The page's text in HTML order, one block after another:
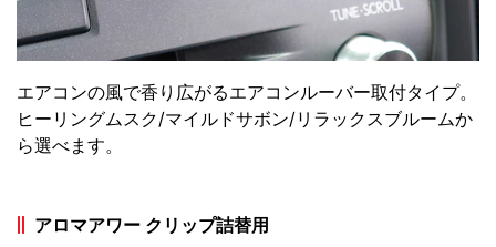
エアコンの風で香り広がるエアコンルーバー取付タイプ。
ヒーリングムスク/マイルドサボン/リラックスブルームか
ら選べます。
アロマアワー クリップ詰替用